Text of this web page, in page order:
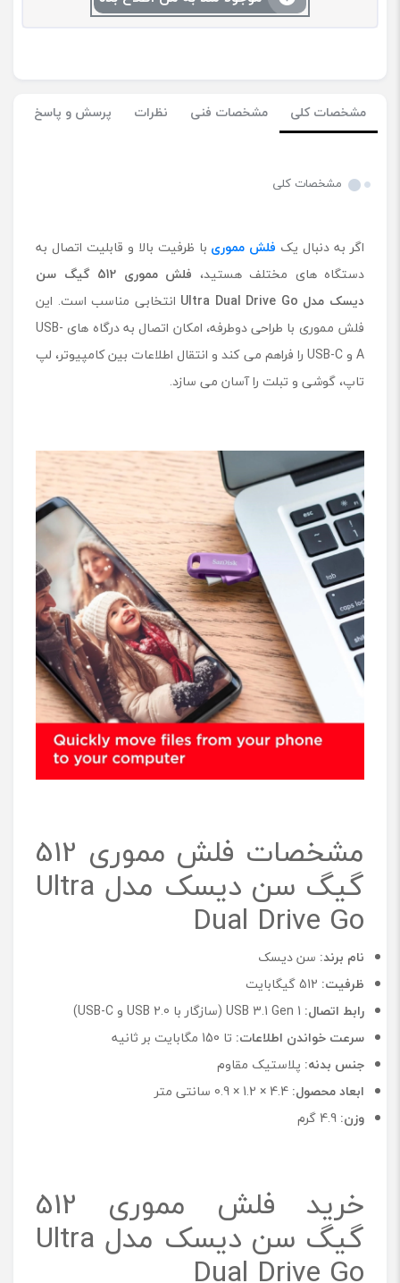
مشخصات کلی مشخصات فنی نظرات پرسش و پاسخ
مشخصات کلی
اگر به دنبال یک فلش مموری با ظرفیت بالا و قابلیت اتصال به
دستگاه های مختلف هستید،
فلش مموری 512 گیگ سن
دیسک مدل Ultra Dual Drive Go انتخابی مناسب است. این
فلش مموری با طراحی دوطرفه، امکان اتصال به درگاه های USB-
A و USB-C را فراهم می کند و انتقال اطلاعات بین کامپیوتر، لپ
تاپ، گوشی و تبلت را آسان می سازد.
مشخصات فلش مموری 512
گیگ سن دیسک مدل Ultra
Dual Drive Go
نام برند: سن دیسک
ظرفیت: 512 گیگابایت
رابط اتصال: USB 3.1 Gen 1 (سازگار با USB 2.0 و USB-C)
سرعت خواندن اطلاعات: تا 150 مگابایت بر ثانیه
جنس بدنه: پلاستیک مقاوم
ابعاد محصول: 4.4 × 1.2 × 0.9 سانتی متر
وزن: 4.9 گرم
خرید فلش مموری 512
گیگ سن دیسک مدل Ultra
Dual Drive Go